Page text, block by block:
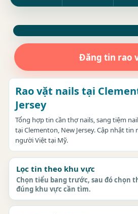
Đăng tin rao
Rao vặt nails tại
Jersey
Tổng hợp tin cần thợ nails, sang tiệm
tại Clementon, New Jersey. Cập nhật
người Việt tại Mỹ.
Lọc tin theo khu vực
Chọn tiểu bang trước, sau đó chọn
đúng khu vực cần tìm.